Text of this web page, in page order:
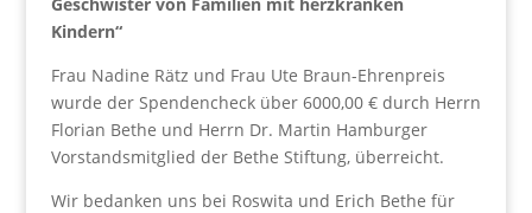
Kindern“
Frau Nadine Rätz und Frau Ute Braun-Ehrenpreis
wurde der Spendencheck über 6000,00 € durch Herrn
Florian Bethe und Herrn Dr. Martin Hamburger
Vorstandsmitglied der Bethe Stiftung, überreicht.
Wir bedanken uns bei Roswita und Erich Bethe für